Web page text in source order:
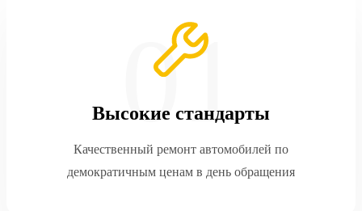
Высокие стандарты
Качественный ремонт автомобилей по
демократичным ценам в день обращения